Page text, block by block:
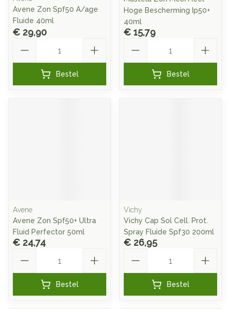
Avene Zon Spf50 A/age
Fluide 40ml
€ 29,90
Bestel
Hoge Bescherming Ip50+
40ml
€ 15,79
Bestel
Avene
Avene Zon Spf50+ Ultra
Fluid Perfector 50ml
€ 24,74
Bestel
Vichy
Vichy Cap Sol Cell. Prot.
Spray Fluide Spf30 200ml
€ 26,95
Bestel